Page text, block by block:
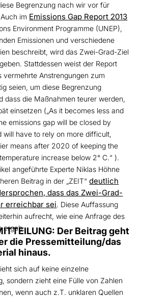
Begrenzung nach wir vor für
im Emissions Gap Report 2013
Environment Programme (UNEP),
Emissionen und verschiedene
beschreibt, wird das Zwei-Grad-Ziel
Stattdessen weist der Report
vermehrte Anstrengungen zum
seien, um diese Begrenzung
dass die Maßnahmen teurer werden,
einsetzen („As it becomes less and
emissions gap will be closed by
will have to rely on more difficult,
means after 2020 of keeping the
increase below 2° C.“ ).
angeführte Experte Niklas Höhne
Beitrag in der „ZEIT“deutlich
dass das Zwei-Grad-
erreichbar sei. Diese Auffassung
aufrecht, wie eine Anfrage des
ergab.
Der Beitrag geht
die Pressemitteilung/das
hinaus.
sich auf keine einzelne
sondern zieht eine Fülle von Zahlen
wenn auch z.T. unklaren Quellen